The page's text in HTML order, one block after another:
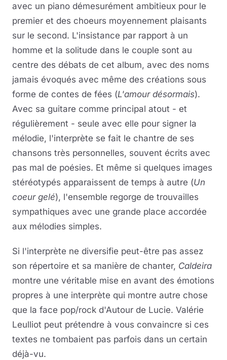
avec un piano démesurément ambitieux pour le
premier et des choeurs moyennement plaisants
sur le second. L'insistance par rapport à un
homme et la solitude dans le couple sont au
centre des débats de cet album, avec des noms
jamais évoqués avec même des créations sous
forme de contes de fées (L'amour désormais).
Avec sa guitare comme principal atout - et
régulièrement - seule avec elle pour signer la
mélodie, l'interprète se fait le chantre de ses
chansons très personnelles, souvent écrits avec
pas mal de poésies. Et même si quelques images
stéréotypés apparaissent de temps à autre (Un
coeur gelé), l'ensemble regorge de trouvailles
sympathiques avec une grande place accordée
aux mélodies simples.
Si l'interprète ne diversifie peut-être pas assez
son répertoire et sa manière de chanter, Caldeira
montre une véritable mise en avant des émotions
propres à une interprète qui montre autre chose
que la face pop/rock d'Autour de Lucie. Valérie
Leulliot peut prétendre à vous convaincre si ces
textes ne tombaient pas parfois dans un certain
déjà-vu.